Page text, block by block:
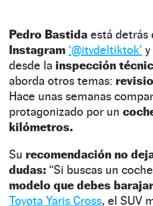
Pedro Bastida está detrás
Instagram ‘@itvdeltiktok’
desde la inspección
aborda otros temas:
Hace unas semanas
protagonizado por un
kilómetros.
Su recomendación no
dudas: “Si buscas un
modelo que debes
Toyota Yaris Cross, el SUV